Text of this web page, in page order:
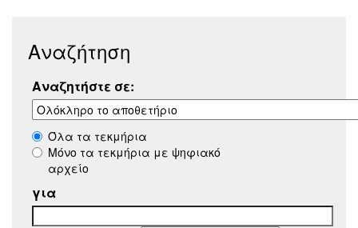
Αναζήτηση
Αναζητήστε σε:
Όλα τα τεκμήρια
Μόνο τα τεκμήρια με ψηφιακό
αρχείο
για